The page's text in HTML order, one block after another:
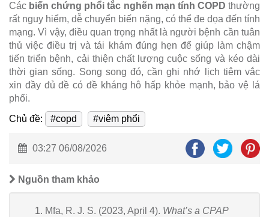
Các biến chứng phổi tắc nghẽn mạn tính COPD thường
rất nguy hiểm, dễ chuyển biến nặng, có thể đe dọa đến tính
mạng. Vì vậy, điều quan trọng nhất là người bệnh cần tuân
thủ việc điều trị và tái khám đúng hẹn để giúp làm chậm
tiến triển bệnh, cải thiện chất lượng cuộc sống và kéo dài
thời gian sống. Song song đó, cần ghi nhớ lịch tiêm vắc
xin đầy đủ đề có đề kháng hô hấp khỏe mạnh, bảo vệ lá
phổi.
Chủ đề:
#copd #viêm phổi
03:27 06/08/2026
Nguồn tham khảo
Mfa, R. J. S. (2023, April 4). What’s a CPAP